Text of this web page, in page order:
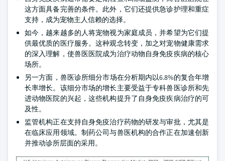
这方面具备完善的条件。此外，它们还提供急诊护理和重症
支持，成为宠物主人信赖的选择。
如今，越来越多的人将宠物视为家庭成员，并希望为它们提
供最优质的医疗服务。这种观念转变，加之对宠物健康需求
的深入理解，使兽医医院成为治疗动物自身免疫疾病的核心
场所。
另一方面，兽医诊所细分市场在分析期内以6.8%的复合年增
长率增长。该细分市场的增长主要受益于专科兽医诊所和先
进动物医院的兴起，这些机构提升了自身免疫疾病治疗的可
及性。
监管机构正在支持自身免疫治疗药物的研发与审批，尤其是
在临床应用领域。制药公司与兽医机构的合作正在加速创新
并推动诊所层面的采用。